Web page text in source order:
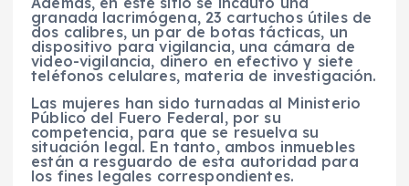
granada lacrimógena, 23 cartuchos útiles de
dos calibres, un par de botas tácticas, un
dispositivo para vigilancia, una cámara de
video-vigilancia, dinero en efectivo y siete
teléfonos celulares, materia de investigación.
Las mujeres han sido turnadas al Ministerio
Público del Fuero Federal, por su
competencia, para que se resuelva su
situación legal. En tanto, ambos inmuebles
están a resguardo de esta autoridad para
los fines legales correspondientes.